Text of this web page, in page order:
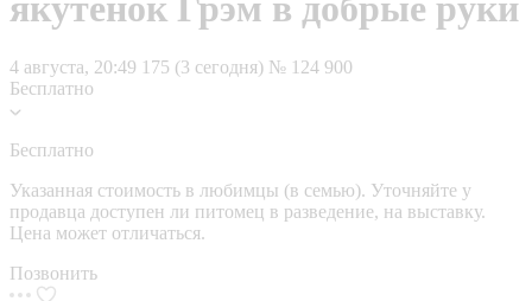
якутенок Грэм в добрые руки
4 августа, 20:49 175 (3 сегодня) № 124 900
Бесплатно
Бесплатно
Указанная стоимость в любимцы (в семью). Уточняйте у
продавца доступен ли питомец в разведение, на выставку.
Цена может отличаться.
Позвонить